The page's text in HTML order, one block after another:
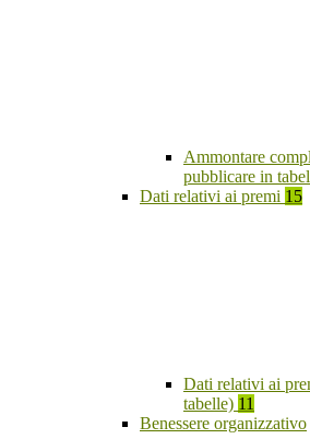
Ammontare
pubblicare in
Dati relativi ai premi 15
Dati relativi ai
tabelle) 11
Benessere organizzativo